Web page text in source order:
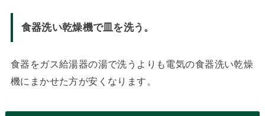
食器洗い乾燥機で皿を洗う。
食器をガス給湯器の湯で洗うよりも電気の食器洗い乾燥
機にまかせた方が安くなります。